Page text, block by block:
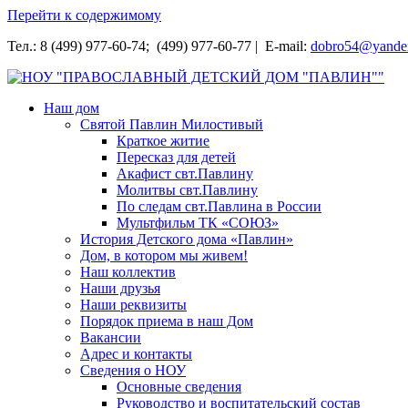
Перейти к содержимому
Тел.: 8 (499) 977-60-74; (499) 977-60-77 | E-mail:
НОУ "ПРАВОСЛАВНЫЙ ДЕТСКИЙ ДОМ "ПАВЛИН""
Наш дом
Святой Павлин Милостивый
Краткое житие
Пересказ для детей
Акафист свт.Павлину
Молитвы свт.Павлину
По следам свт.Павлина в России
Мультфильм ТК «СОЮЗ»
История Детского дома «Павлин»
Дом, в котором мы живем!
Наш коллектив
Наши друзья
Наши реквизиты
Порядок приема в наш Дом
Вакансии
Адрес и контакты
Сведения о НОУ
Основные сведения
Руководство и воспитательский состав